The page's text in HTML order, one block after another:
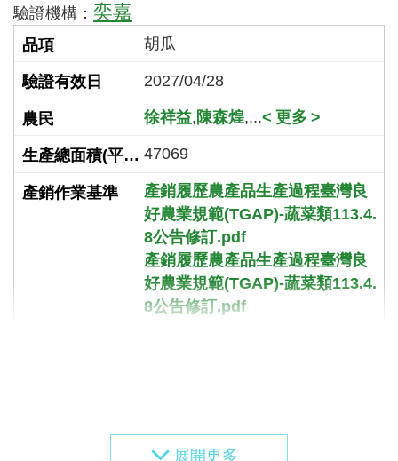
驗證機構： 奕嘉
胡瓜
2027/04/28
徐祥益,陳森煌,... 更多
47069
產銷履歷農產品生產過程臺灣良
好農業規範(TGAP)-蔬菜類113.4.
8公告修訂.pdf
產銷履歷農產品生產過程臺灣良
好農業規範(TGAP)-蔬菜類113.4.
8公告修訂.pdf